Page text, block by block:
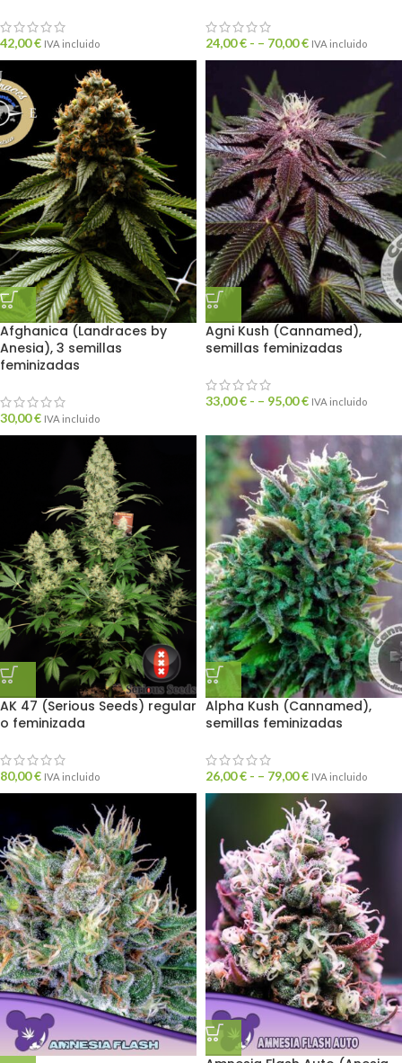
42,00€ IVA incluido 24,00€ - – 70,00€ IVA incluido
Afghanica (Landraces by
Anesia), 3 semillas
feminizadas
30,00€ IVA incluido
Agni Kush (Cannamed),
semillas feminizadas
33,00€ - – 95,00€ IVA incluido
AK 47 (Serious Seeds) regular
o feminizada
80,00€ IVA incluido
Alpha Kush (Cannamed),
semillas feminizadas
26,00€ - – 79,00€ IVA incluido